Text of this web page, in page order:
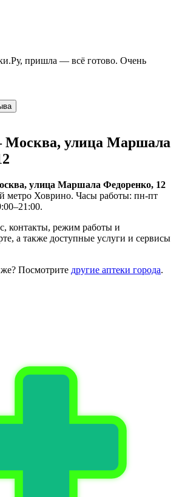
пришла — всё готово. Очень
Москва, улица Маршала
улица Маршала Федоренко, 12
метро Ховрино. Часы работы: пн-пт
контакты, режим работы и
а также доступные услуги и сервисы
Посмотрите другие аптеки города.